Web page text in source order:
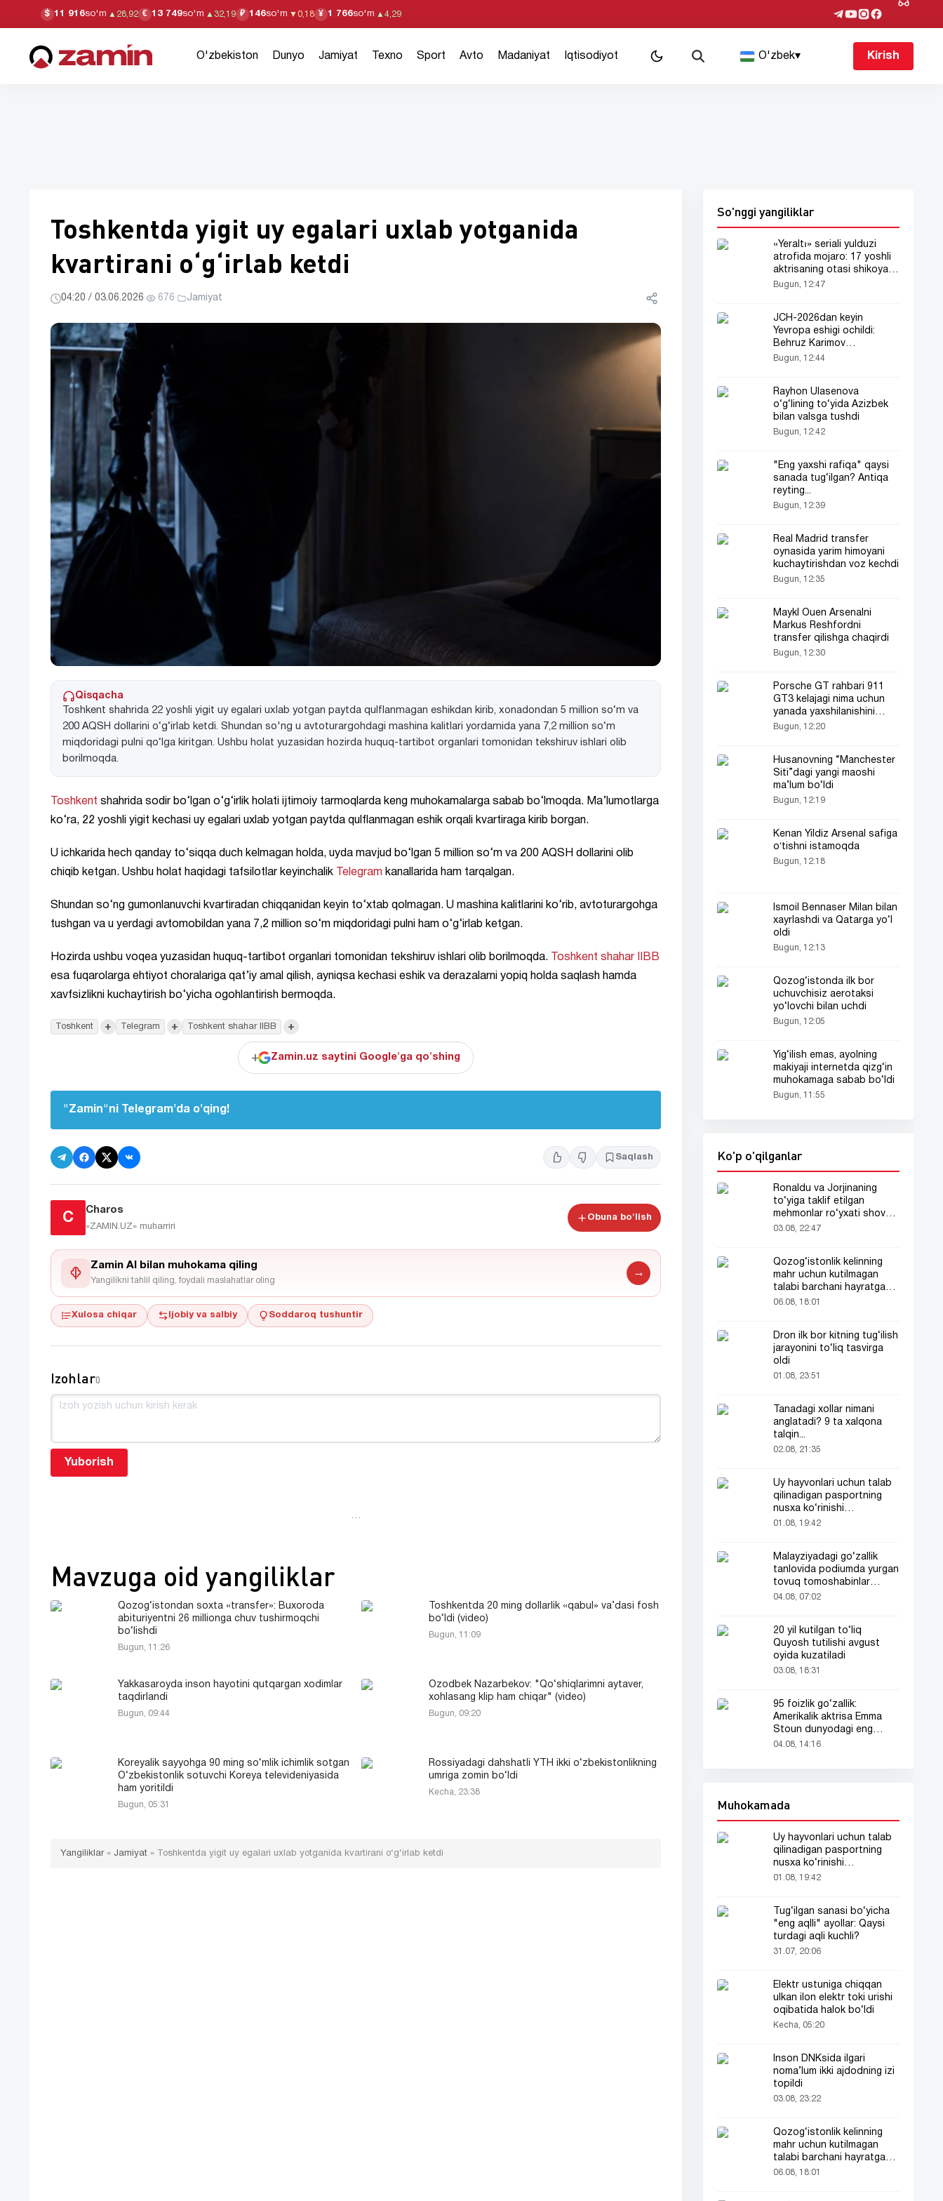
$ 11 916so'm ▲ 28,92 € 13 749so'm ▲ 32,19 ₽ 146so'm ▼ 0,18 ¥ 1 766so'm ▲ 4,29
O'zbekiston Dunyo Jamiyat Texno Sport Avto Madaniyat Iqtisodiyot O'zbek▾ Kirish
Toshkentda yigit uy egalari uxlab yotganida
kvartirani o‘g‘irlab ketdi
04:20 / 03.06.2026· 676· Jamiyat
Qisqacha
Toshkent shahrida 22 yoshli yigit uy egalari uxlab yotgan paytda qulflanmagan eshikdan kirib, xonadondan 5 million so‘m va
200 AQSH dollarini o‘g‘irlab ketdi. Shundan so'ng u avtoturargohdagi mashina kalitlari yordamida yana 7,2 million so‘m
miqdoridagi pulni qo‘lga kiritgan. Ushbu holat yuzasidan hozirda huquq-tartibot organlari tomonidan tekshiruv ishlari olib
borilmoqda.
Toshkent shahrida sodir bo‘lgan o‘g‘irlik holati ijtimoiy tarmoqlarda keng muhokamalarga sabab bo‘lmoqda. Ma’lumotlarga
ko‘ra, 22 yoshli yigit kechasi uy egalari uxlab yotgan paytda qulflanmagan eshik orqali kvartiraga kirib borgan.
U ichkarida hech qanday to‘siqqa duch kelmagan holda, uyda mavjud bo‘lgan 5 million so‘m va 200 AQSH dollarini olib
chiqib ketgan. Ushbu holat haqidagi tafsilotlar keyinchalik
Telegram kanallarida ham tarqalgan.
Shundan so‘ng gumonlanuvchi kvartiradan chiqqanidan keyin to‘xtab qolmagan. U mashina kalitlarini ko‘rib, avtoturargohga
tushgan va u yerdagi avtomobildan yana 7,2 million so‘m miqdoridagi pulni ham o‘g‘irlab ketgan.
Hozirda ushbu voqea yuzasidan huquq-tartibot organlari tomonidan tekshiruv ishlari olib borilmoqda.
Toshkent shahar IIBB
esa fuqarolarga ehtiyot choralariga qat’iy amal qilish, ayniqsa kechasi eshik va derazalarni yopiq holda saqlash hamda
xavfsizlikni kuchaytirish bo‘yicha ogohlantirish bermoqda.
Toshkent + Telegram + Toshkent shahar IIBB +
+ Zamin.uz saytini Google'ga qo'shing
"Zamin"ni Telegram'da o'qing!
Saqlash
C
Charos
«ZAMIN.UZ» muharriri
Obuna bo'lish
Zamin AI bilan muhokama qiling
Yangilikni tahlil qiling, foydali maslahatlar oling
→
Xulosa chiqar Ijobiy va salbiy Soddaroq tushuntir
Izohlar0
Yuborish
…
Mavzuga oid yangiliklar
Qozog‘istondan soxta «transfer»: Buxoroda
abituriyentni 26 millionga chuv tushirmoqchi
bo‘lishdi
Bugun, 11:26
Toshkentda 20 ming dollarlik «qabul» va’dasi fosh
bo‘ldi (video)
Bugun, 11:09
Yakkasaroyda inson hayotini qutqargan xodimlar
taqdirlandi
Bugun, 09:44
Ozodbek Nazarbekov: "Qo‘shiqlarimni aytaver,
xohlasang klip ham chiqar" (video)
Bugun, 09:20
Koreyalik sayyohga 90 ming so‘mlik ichimlik sotgan
O‘zbekistonlik sotuvchi Koreya televideniyasida
ham yoritildi
Bugun, 05:31
Rossiyadagi dahshatli YTH ikki o‘zbekistonlikning
umriga zomin bo‘ldi
Kecha, 23:38
Yangiliklar» Jamiyat » Toshkentda yigit uy egalari uxlab yotganida kvartirani o‘g‘irlab ketdi
So'nggi yangiliklar
«Yeraltı» seriali yulduzi
atrofida mojaro: 17 yoshli
aktrisaning otasi shikoyat
qildi
Bugun, 12:47
JCH-2026dan keyin
Yevropa eshigi ochildi:
Behruz Karimov
«Lugano»ga o‘tdi!
Bugun, 12:44
Rayhon Ulasenova
o‘g‘lining to‘yida Azizbek
bilan valsga tushdi
Bugun, 12:42
"Eng yaxshi rafiqa" qaysi
sanada tug‘ilgan? Antiqa
reyting...
Bugun, 12:39
Real Madrid transfer
oynasida yarim himoyani
kuchaytirishdan voz kechdi
Bugun, 12:35
Maykl Ouen Arsenalni
Markus Reshfordni
transfer qilishga chaqirdi
Bugun, 12:30
Porsche GT rahbari 911
GT3 kelajagi nima uchun
yanada yaxshilanishini
aytdi
Bugun, 12:20
Husanovning “Manchester
Siti”dagi yangi maoshi
ma’lum bo‘ldi
Bugun, 12:19
Kenan Yildiz Arsenal safiga
oʻtishni istamoqda
Bugun, 12:18
Ismoil Bennaser Milan bilan
xayrlashdi va Qatarga yo‘l
oldi
Bugun, 12:13
Qozog‘istonda ilk bor
uchuvchisiz aerotaksi
yo‘lovchi bilan uchdi
Bugun, 12:05
Yig‘ilish emas, ayolning
makiyaji internetda qizg‘in
muhokamaga sabab bo‘ldi
Bugun, 11:55
Ko'p o'qilganlar
Ronaldu va Jorjinaning
to‘yiga taklif etilgan
mehmonlar ro‘yxati shov-
shuvda
03.08, 22:47
Qozog‘istonlik kelinning
mahr uchun kutilmagan
talabi barchani hayratga
soldi
06.08, 18:01
Dron ilk bor kitning tug‘ilish
jarayonini to‘liq tasvirga
oldi
01.08, 23:51
Tanadagi xollar nimani
anglatadi? 9 ta xalqona
talqin...
02.08, 21:35
Uy hayvonlari uchun talab
qilinadigan pasportning
nusxa ko‘rinishi
tarmoqlarda tarqaldi
01.08, 19:42
Malayziyadagi go‘zallik
tanlovida podiumda yurgan
tovuq tomoshabinlar
e’tiborini tortdi
04.08, 07:02
20 yil kutilgan to‘liq
Quyosh tutilishi avgust
oyida kuzatiladi
03.08, 18:31
95 foizlik go‘zallik:
Amerikalik aktrisa Emma
Stoun dunyodagi eng
go‘zal ayol deb topildi!
04.08, 14:16
Muhokamada
Uy hayvonlari uchun talab
qilinadigan pasportning
nusxa ko‘rinishi
tarmoqlarda tarqaldi
01.08, 19:42
Tug‘ilgan sanasi bo‘yicha
"eng aqlli" ayollar: Qaysi
turdagi aqli kuchli?
31.07, 20:06
Elektr ustuniga chiqqan
ulkan ilon elektr toki urishi
oqibatida halok bo‘ldi
Kecha, 05:20
Inson DNKsida ilgari
noma’lum ikki ajdodning izi
topildi
03.08, 23:22
Qozog‘istonlik kelinning
mahr uchun kutilmagan
talabi barchani hayratga
soldi
06.08, 18:01